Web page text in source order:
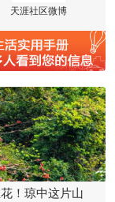
天涯社区微博
！琼中这片山